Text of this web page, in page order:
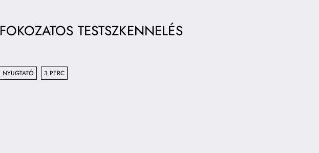
FOKOZATOS TESTSZKENNELÉS
NYUGTATÓ 3 PERC